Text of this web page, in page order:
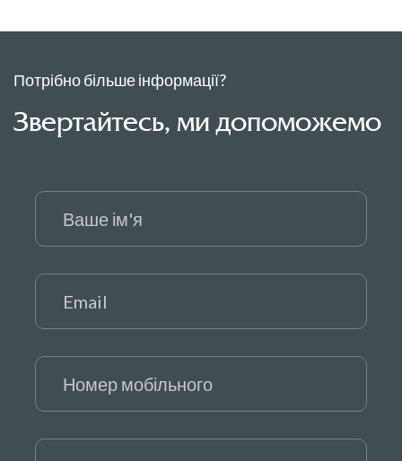
Потрібно більше інформації?
Звертайтесь, ми допоможемо